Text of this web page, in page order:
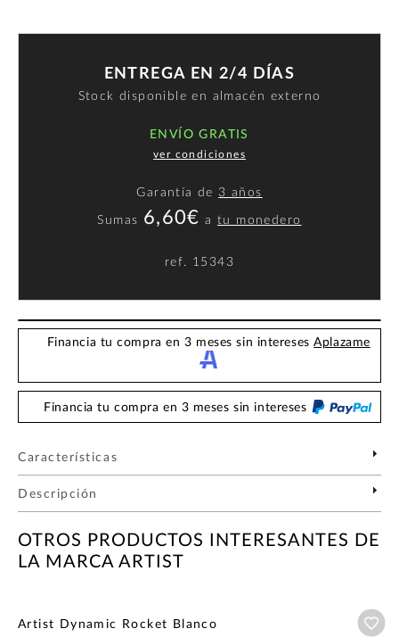
ENTREGA EN 2/4 DÍAS
Stock disponible en almacén externo
ENVÍO GRATIS
ver condiciones
Garantía de 3 años
Sumas 6,60€ atu monedero
ref. 15343
Financia tu compra en 3 meses sin interesesAplazame
Financia tu compra en 3 meses sin intereses
Características
Descripción
OTROS PRODUCTOS INTERESANTES DE
LA MARCA ARTIST
Artist Dynamic Rocket Blanco